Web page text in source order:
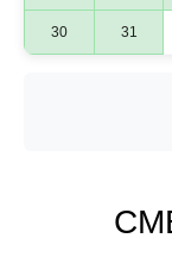
30 31